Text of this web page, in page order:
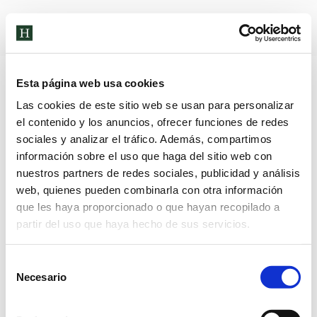
Esta página web usa cookies
Las cookies de este sitio web se usan para personalizar
el contenido y los anuncios, ofrecer funciones de redes
sociales y analizar el tráfico. Además, compartimos
información sobre el uso que haga del sitio web con
nuestros partners de redes sociales, publicidad y análisis
web, quienes pueden combinarla con otra información
que les haya proporcionado o que hayan recopilado a
partir del uso que haya hecho de sus servicios.
Necesario
Archivos de etiqueta: ciencia